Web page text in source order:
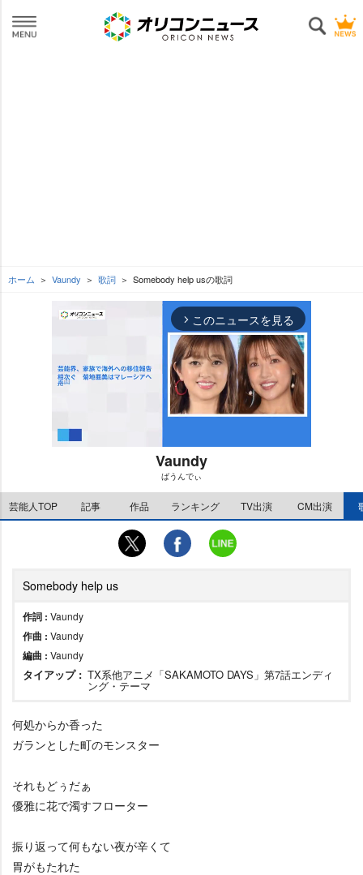
ホーム Vaundy 歌詞 Somebody help usの歌詞
arrow_forward_ios このニュースを見る
M
u
t
Vaundy
ばうんでぃ
芸能人TOP 記事 作品 ランキング TV出演 CM出演
Somebody help us
作詞 : Vaundy
作曲 : Vaundy
編曲 : Vaundy
タイアップ : TX系他アニメ「SAKAMOTO DAYS」第7話エンディ
ング・テーマ
何処からか香った
ガランとした町のモンスター
それもどぅだぁ
優雅に花で濁すフローター
振り返って何もない夜が辛くて
胃がもたれた